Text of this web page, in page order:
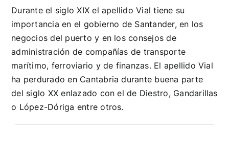
Durante el siglo XIX el apellido Vial tiene su
importancia en el gobierno de Santander, en los
negocios del puerto y en los consejos de
administración de compañías de transporte
marítimo, ferroviario y de finanzas. El apellido Vial
ha perdurado en Cantabria durante buena parte
del siglo XX enlazado con el de Diestro, Gandarillas
o López-Dóriga entre otros.